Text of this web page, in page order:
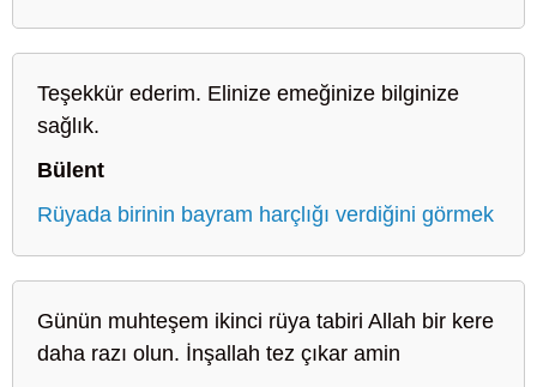
Teşekkür ederim. Elinize emeğinize bilginize
sağlık.
Bülent
Rüyada birinin bayram harçlığı verdiğini görmek
Günün muhteşem ikinci rüya tabiri Allah bir kere
daha razı olun. İnşallah tez çıkar amin